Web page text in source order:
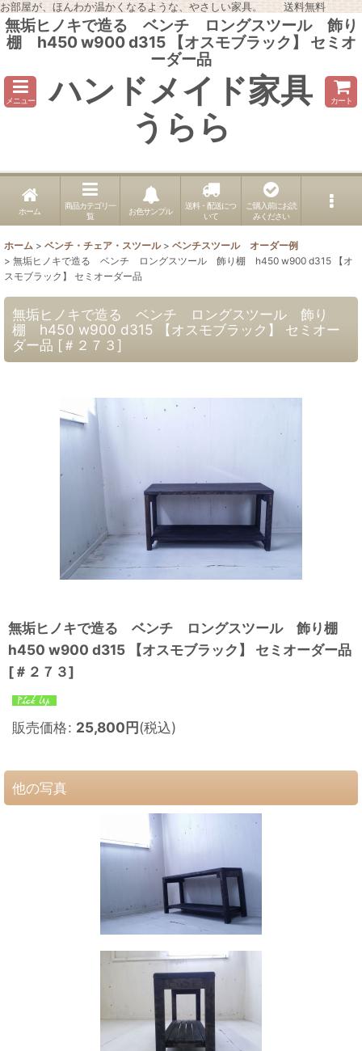
お部屋が、ほんわか温かくなるような、やさしい家具。 送料無料
無垢ヒノキで造る ベンチ ロングスツール 飾り
棚 h450 w900 d315 【オスモブラック】 セミオ
ーダー品
メニュー ハンドメイド家具
うらら
カート
ホーム
商品カテゴリ一
覧
お色サンプル
送料・配送につ
いて
ご購入前にお読
みください
ホーム > ベンチ・チェア・スツール > ベンチスツール オーダー例
> 無垢ヒノキで造る ベンチ ロングスツール 飾り棚 h450 w900 d315 【オ
スモブラック】 セミオーダー品
無垢ヒノキで造る ベンチ ロングスツール 飾り
棚 h450 w900 d315 【オスモブラック】 セミオー
ダー品 [＃２７３]
無垢ヒノキで造る ベンチ ロングスツール 飾り棚
h450 w900 d315 【オスモブラック】 セミオーダー品
[＃２７３]
販売価格: 25,800円(税込)
他の写真